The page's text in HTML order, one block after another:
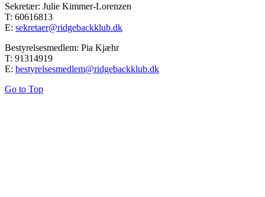
Sekretær: Julie Kimmer-Lorenzen
T: 60616813
E: sekretaer@ridgebackklub.dk
Bestyrelsesmedlem: Pia Kjæhr
T: 91314919
E: bestyrelsesmedlem@ridgebackklub.dk
Go to Top